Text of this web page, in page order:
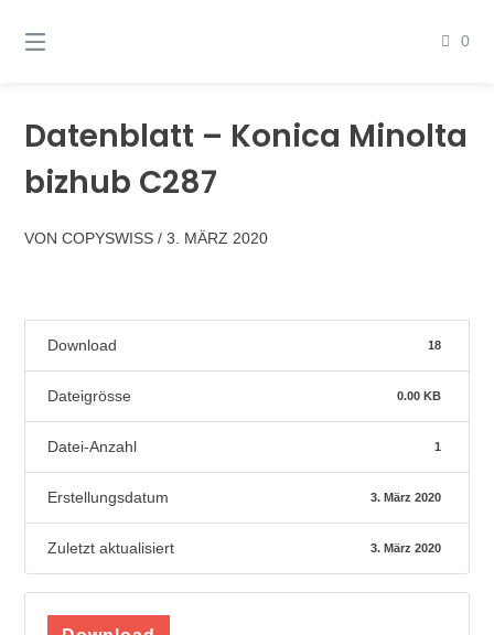
zum
0
Datenblatt – Konica Minolta
bizhub C287
VONCOPYSWISS / 3. MÄRZ 2020
Download 18
Dateigrösse 0.00 KB
Datei-Anzahl 1
Erstellungsdatum 3. März 2020
Zuletzt aktualisiert 3. März 2020